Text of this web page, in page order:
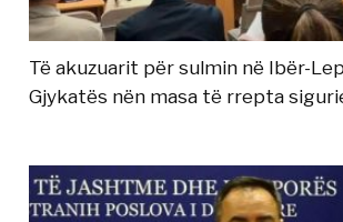
Të akuzuarit për sulmin në Ibër-
Gjykatës nën masa të rrepta